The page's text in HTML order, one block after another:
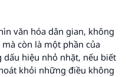
văn hóa dân gian, không
còn là một phần của
dấu hiệu nhỏ nhặt, nếu biết
khỏi những điều không